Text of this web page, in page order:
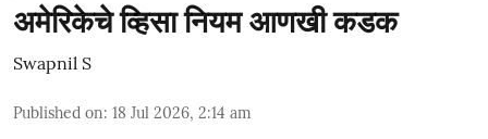
अमेरिकेचे व्हिसा नियम आणखी कडक
Swapnil S
Published on: 18 Jul 2026, 2:14 am